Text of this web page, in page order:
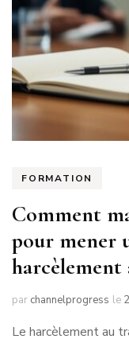
FORMATION
Comment
pour mener
par channelprogress le
Le harcèlement au